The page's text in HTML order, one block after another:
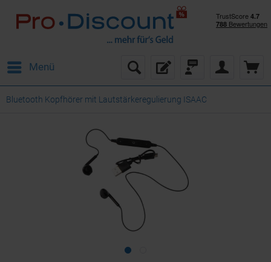
Menü
Bluetooth Kopfhörer mit Lautstärkeregulierung ISAAC